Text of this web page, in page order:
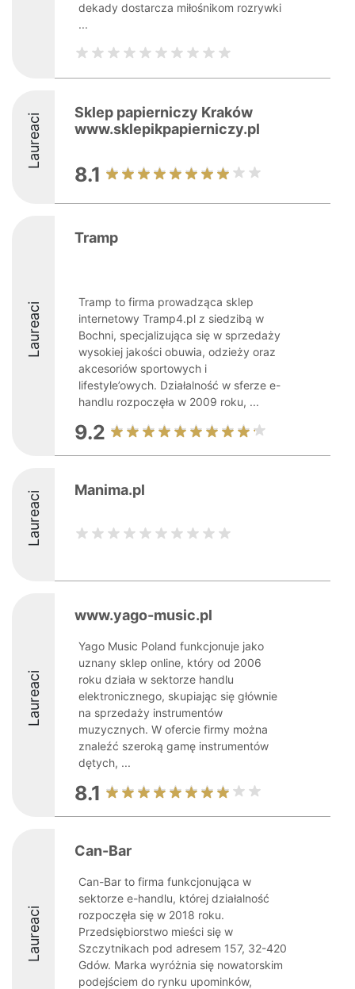
dekady dostarcza miłośnikom rozrywki
...
Laureaci
Sklep papierniczy Kraków
www.sklepikpapierniczy.pl
8.1
Laureaci
Tramp
Tramp to firma prowadząca sklep
internetowy Tramp4.pl z siedzibą w
Bochni, specjalizująca się w sprzedaży
wysokiej jakości obuwia, odzieży oraz
akcesoriów sportowych i
lifestyle’owych. Działalność w sferze e-
handlu rozpoczęła w 2009 roku, ...
9.2
Laureaci Manima.pl
Laureaci
www.yago-music.pl
Yago Music Poland funkcjonuje jako
uznany sklep online, który od 2006
roku działa w sektorze handlu
elektronicznego, skupiając się głównie
na sprzedaży instrumentów
muzycznych. W ofercie firmy można
znaleźć szeroką gamę instrumentów
dętych, ...
8.1
Laureaci
Can-Bar
Can-Bar to firma funkcjonująca w
sektorze e-handlu, której działalność
rozpoczęła się w 2018 roku.
Przedsiębiorstwo mieści się w
Szczytnikach pod adresem 157, 32-420
Gdów. Marka wyróżnia się nowatorskim
podejściem do rynku upominków,